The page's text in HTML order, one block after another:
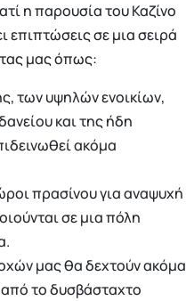
η παρουσία του Καζίνο
σε μια σειρά
μας όπως:
των υψηλών ενοικίων,
και της ήδη
ακόμα
πρασίνου για αναψυχή
σε μια πόλη
μας θα δεχτούν ακόμα
το δυσβάσταχτο